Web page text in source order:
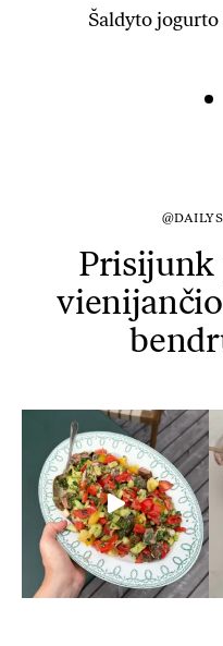
Šaldyto jogurto
Prisijunk